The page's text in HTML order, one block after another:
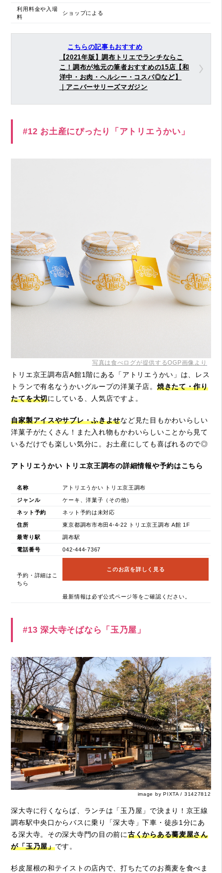
利用料金や入場
料
ショップによる
こちらの記事もおすすめ
【2021年版】調布トリエでランチならこ
こ！調布が地元の筆者おすすめの15店【和
洋中・お肉・ヘルシー・コスパ◎など】
｜アニバーサリーズマガジン
#12 お土産にぴったり「アトリエうかい」
写真は食べログが提供するOGP画像より
トリエ京王調布店A館1階にある「アトリエうかい」は、レス
トランで有名なうかいグループの洋菓子店。 焼きたて・作り
たてを大切にしている、人気店ですよ。
自家製アイスやサブレ・ふきよせなど見た目もかわいらしい
洋菓子がたくさん！また入れ物もかわいらしいことから見て
いるだけでも楽しい気分に。お土産にしても喜ばれるので◎
アトリエうかい トリエ京王調布の詳細情報や予約はこちら
名称 アトリエうかい トリエ京王調布
ジャンル ケーキ、洋菓子（その他）
ネット予約 ネット予約は未対応
住所 東京都調布市布田4-4-22 トリエ京王調布 A館 1F
最寄り駅 調布駅
電話番号 042-444-7367
予約・詳細はこ
ちら
このお店を詳しく見る
最新情報は必ず公式ページ等をご確認ください。
#13 深大寺そばなら「玉乃屋」
image by PIXTA / 31427812
深大寺に行くならば、ランチは「玉乃屋」で決まり！京王線
調布駅中央口からバスに乗り「深大寺」下車・徒歩1分にあ
る深大寺。その深大寺門の目の前に古くからある蕎麦屋さん
が「玉乃屋」です。
杉皮屋根の和テイストの店内で、打ちたてのお蕎麦を食べま